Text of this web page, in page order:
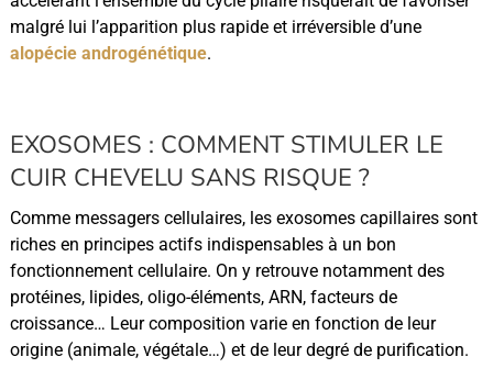
malgré lui l’apparition plus rapide et irréversible d’une
alopécie androgénétique.
EXOSOMES : COMMENT STIMULER LE
CUIR CHEVELU SANS RISQUE ?
Comme messagers cellulaires, les exosomes capillaires sont
riches en principes actifs indispensables à un bon
fonctionnement cellulaire. On y retrouve notamment des
protéines, lipides, oligo-éléments, ARN, facteurs de
croissance… Leur composition varie en fonction de leur
origine (animale, végétale…) et de leur degré de purification.